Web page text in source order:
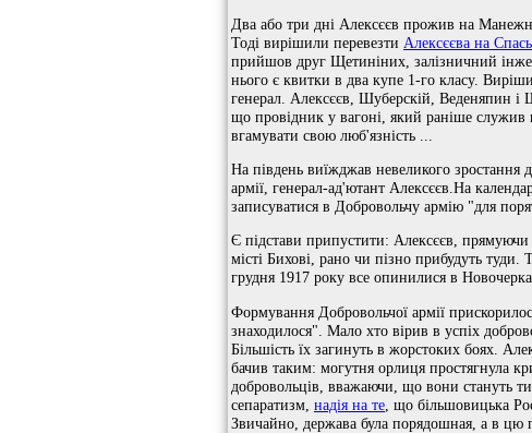
Два або три дні Алексєєв прожив на
Тоді вирішили перевезти Алексєєва на
прийшов друг Щетиніних, залізничний
нього є квитки в два купе 1-го класу.
генерал. Алексєєв, Шуберскій, Веденяпин
що провідник у вагоні, який раніше
вгамувати свою люб'язність ...
На південь виїжджав невеликого зростання
армії, генерал-ад'ютант Алексєєв.На
записуватися в Добровольчу армію "для
Є підстави припустити: Алексєєв,
місті Бихові, рано чи пізно прибудуть
грудня 1917 року вce опинилися в
Формування Добровольчої армії
знаходилося". Мало хто вірив в успіх
Більшість їх загинуть в жорстоких боях.
бачив таким: могутня орлиця простягнула
добровольців, вважаючи, що вони стануть
сепаратизм, надія на те , що більшовицька
Звичайно, держава була порядошная, а в цю